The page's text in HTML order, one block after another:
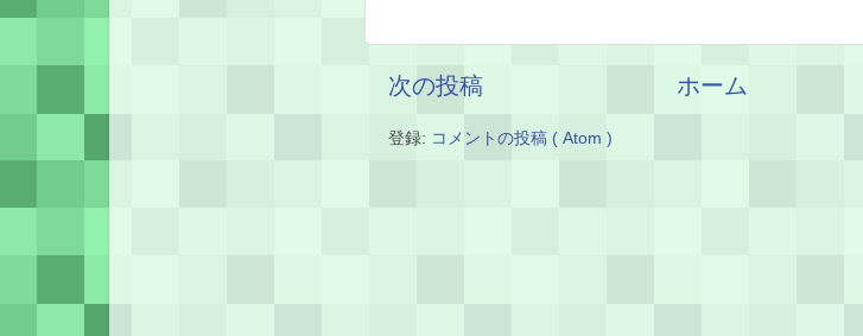
次の投稿 ホーム
登録: コメントの投稿 ( Atom )